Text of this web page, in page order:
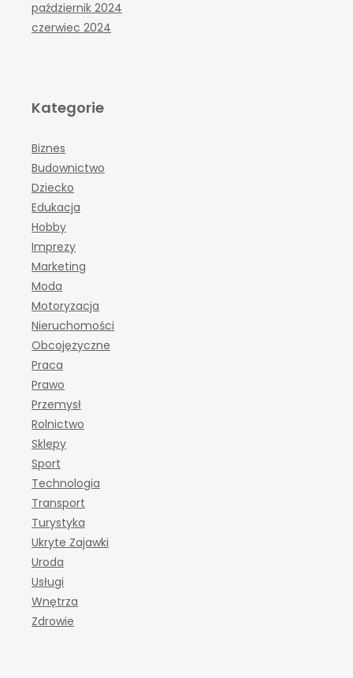
październik 2024
czerwiec 2024
Kategorie
Biznes
Budownictwo
Dziecko
Edukacja
Hobby
Imprezy
Marketing
Moda
Motoryzacja
Nieruchomości
Obcojęzyczne
Praca
Prawo
Przemysł
Rolnictwo
Sklepy
Sport
Technologia
Transport
Turystyka
Ukryte Zajawki
Uroda
Usługi
Wnętrza
Zdrowie